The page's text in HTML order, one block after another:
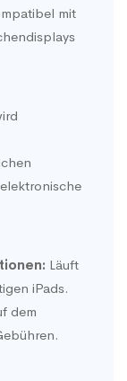
mit
Läuft
iPads.
dem